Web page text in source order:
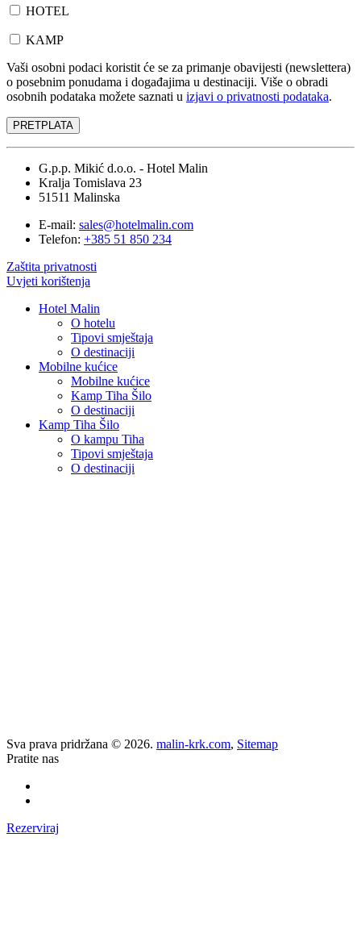
HOTEL
KAMP
Vaši osobni podaci koristit će se za primanje obavijesti (newslettera)
o posebnim ponudama i događajima u destinaciji. Više o obradi
osobnih podataka možete saznati u izjavi o privatnosti podataka.
G.p.p. Mikić d.o.o. - Hotel Malin
Kralja Tomislava 23
51511 Malinska
E-mail: sales@hotelmalin.com
Telefon: +385 51 850 234
Zaštita privatnosti
Uvjeti korištenja
Hotel Malin
O hotelu
Tipovi smještaja
O destinaciji
Mobilne kućice
Mobilne kućice
Kamp Tiha Šilo
O destinaciji
Kamp Tiha Šilo
O kampu Tiha
Tipovi smještaja
O destinaciji
Sva prava pridržana © 2026. malin-krk.com, Sitemap
Pratite nas
Rezerviraj